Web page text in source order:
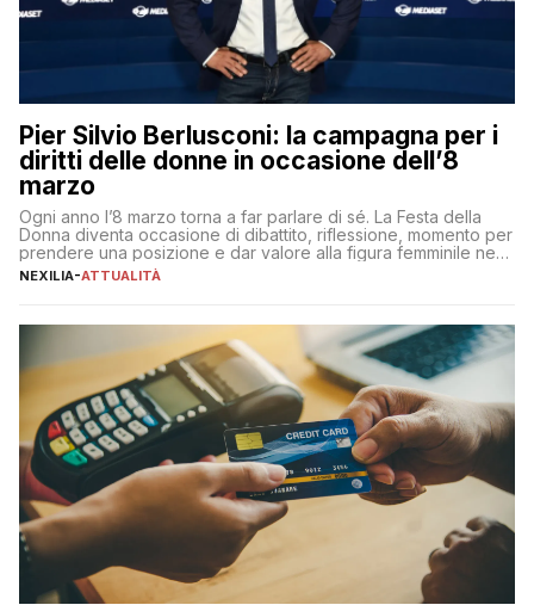
Pier Silvio Berlusconi: la campagna per i
diritti delle donne in occasione dell’8
marzo
Ogni anno l’8 marzo torna a far parlare di sé. La Festa della
Donna diventa occasione di dibattito, riflessione, momento per
prendere una posizione e dar valore alla figura femminile nella
sua complessità e crucialità. A lanciare un messaggio “forte e
NEXILIA-ATTUALITÀ